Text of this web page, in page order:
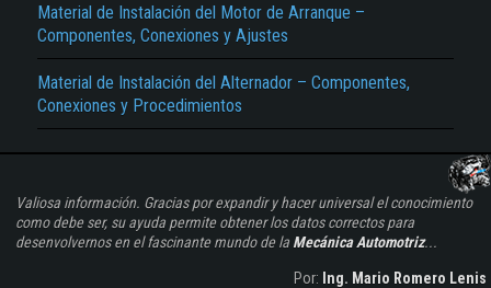
Material de Instalación del Motor de Arranque –
Componentes, Conexiones y Ajustes
Material de Instalación del Alternador – Componentes,
Conexiones y Procedimientos
Valiosa información. Gracias por expandir y hacer universal el conocimiento
como debe ser, su ayuda permite obtener los datos correctos para
desenvolvernos en el fascinante mundo de la Mecánica Automotriz...
Por: Ing. Mario Romero Lenis